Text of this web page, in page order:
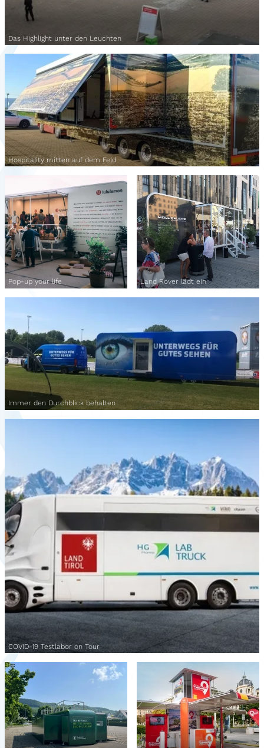
Das Highlight unter den Leuchten
Hospitality mitten auf dem Feld
Pop-up your life Land Rover lädt ein
Immer den Durchblick behalten
COVID-19 Testlabor on Tour